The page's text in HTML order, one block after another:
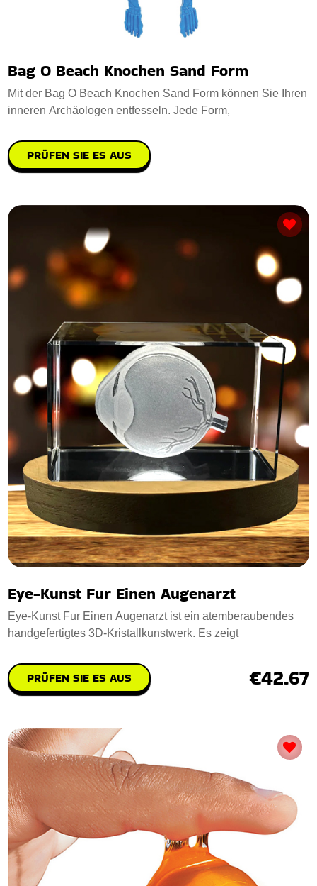
Bag O Beach Knochen Sand Form
Mit der Bag O Beach Knochen Sand Form können Sie Ihren
inneren Archäologen entfesseln. Jede Form,
PRÜFEN SIE ES AUS
Eye-Kunst Fur Einen Augenarzt
Eye-Kunst Fur Einen Augenarzt ist ein atemberaubendes
handgefertigtes 3D-Kristallkunstwerk. Es zeigt
PRÜFEN SIE ES AUS €42.67